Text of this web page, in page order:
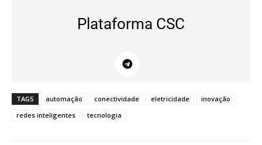
Plataforma CSC
TAGS automação conectividade eletricidade
inovação
redes inteligentes
tecnologia